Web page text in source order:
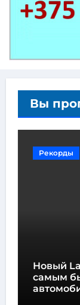
Вы
Рекорды
Новый
самым